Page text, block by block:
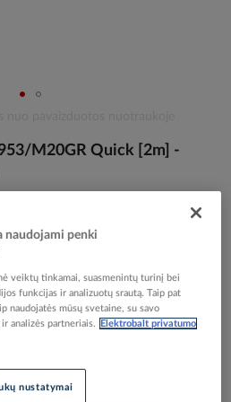
M20GR Quick [2m] -
2153912
Prisijunkite, norėdami pamatyti kainas
naudojami penki
veiktų tinkamai, suasmenintų turinį bei
funkcijas ir analizuotų srautą. Taip pat
naudojatės mūsų svetaine, su savo
analizės partneriais.
Elektrobalt privatumo
nustatymai